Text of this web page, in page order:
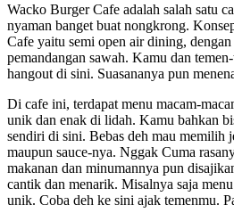
Wacko Burger Cafe adalah salah satu
nyaman banget buat nongkrong.
Cafe yaitu semi open air dining,
pemandangan sawah. Kamu dan
hangout di sini. Suasananya pun
Di cafe ini, terdapat menu macam-
unik dan enak di lidah. Kamu bahkan
sendiri di sini. Bebas deh mau memilih
maupun sauce-nya. Nggak Cuma
makanan dan minumannya pun
cantik dan menarik. Misalnya saja
unik. Coba deh ke sini ajak temenmu.